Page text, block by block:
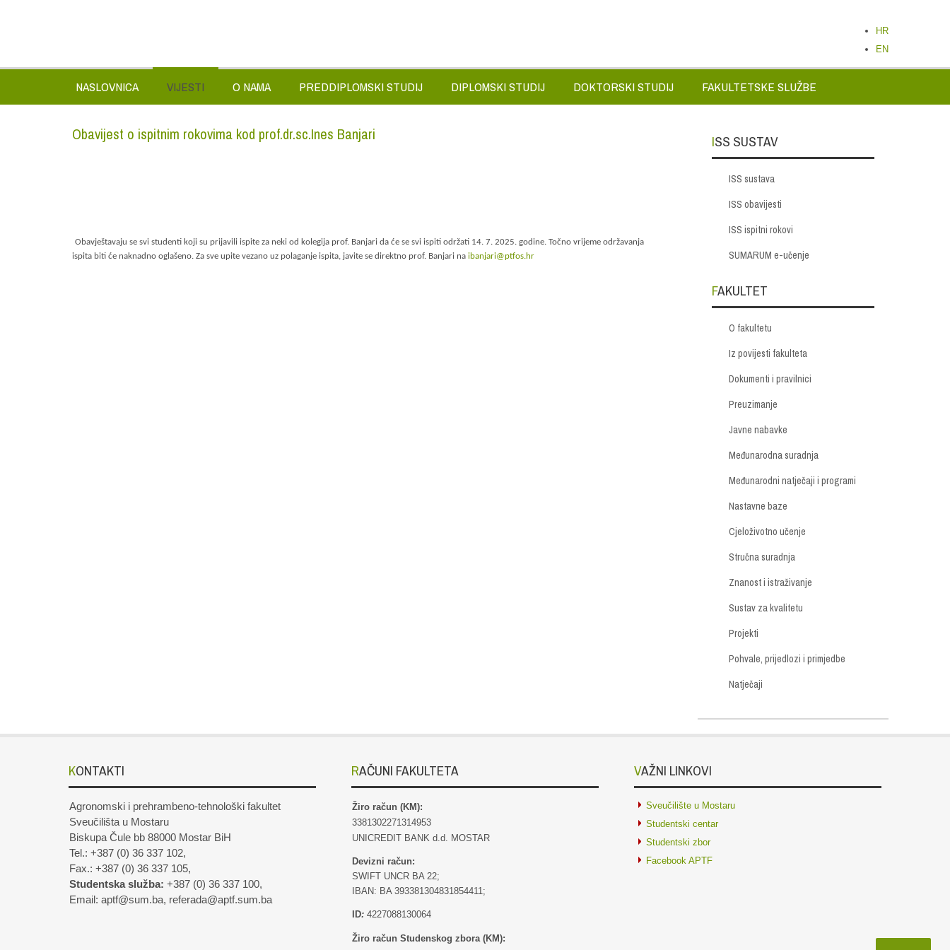
HR
EN
NASLOVNICA VIJESTI O NAMA PREDDIPLOMSKI STUDIJ DIPLOMSKI STUDIJ DOKTORSKI STUDIJ FAKULTETSKE SLUŽBE
Obavijest o ispitnim rokovima kod prof.dr.sc.Ines Banjari
Obavještavaju se svi studenti koji su prijavili ispite za neki od kolegija prof. Banjari da će se svi ispiti održati 14. 7. 2025. godine. Točno vrijeme održavanja
ispita biti će naknadno oglašeno. Za sve upite vezano uz polaganje ispita, javite se direktno prof. Banjari naibanjari@ptfos.hr
ISS SUSTAV
ISS sustava
ISS obavijesti
ISS ispitni rokovi
SUMARUM e-učenje
FAKULTET
O fakultetu
Iz povijesti fakulteta
Dokumenti i pravilnici
Preuzimanje
Javne nabavke
Međunarodna suradnja
Međunarodni natječaji i programi
Nastavne baze
Cjeloživotno učenje
Stručna suradnja
Znanost i istraživanje
Sustav za kvalitetu
Projekti
Pohvale, prijedlozi i primjedbe
Natječaji
KONTAKTI
Agronomski i prehrambeno-tehnološki fakultet
Sveučilišta u Mostaru
Biskupa Čule bb 88000 Mostar BiH
Tel.: +387 (0) 36 337 102,
Fax.: +387 (0) 36 337 105,
Studentska služba: +387 (0) 36 337 100,
Email: aptf@sum.ba, referada@aptf.sum.ba
RAČUNI FAKULTETA
Žiro račun (KM):
3381302271314953
UNICREDIT BANK d.d. MOSTAR
Devizni račun:
SWIFT UNCR BA 22;
IBAN: BA 393381304831854411;
ID: 4227088130064
Žiro račun Studenskog zbora (KM):
VAŽNI LINKOVI
Sveučilište u Mostaru
Studentski centar
Studentski zbor
Facebook APTF